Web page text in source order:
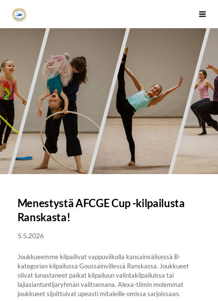
Siirry
sivun
sisältöön
Tapanilan Erä Voimistelujaosto
Menestystä AFCGE Cup -kilpailusta
Ranskasta!
5.5.2026
Joukkueemme kilpailivat vappuviikolla kansainvälisessä B-
kategorian kilpailussa Goussainvillessä Ranskassa. Joukkueet
olivat lunastaneet paikat kilpailuun valintakilpailuissa tai
lajiasiantuntijaryhmän valitsemana. Alexa-tiimin molemmat
joukkueet sijoittuivat upeasti mitaleille omissa sarjoissaan.